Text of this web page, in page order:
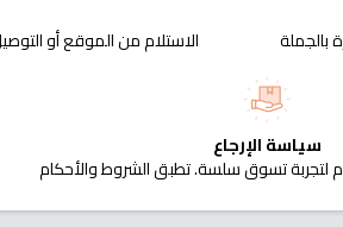
بالجملة الاستلام من الموقع أو
سياسة الإرجاع